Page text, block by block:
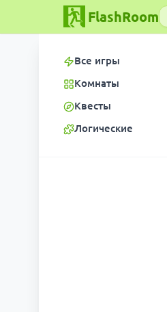
FlashRoom
Все игры
Комнаты
Квесты
Логические